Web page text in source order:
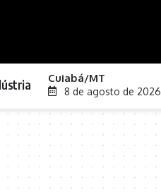
Cuiabá/MT
8 de agosto de 2026